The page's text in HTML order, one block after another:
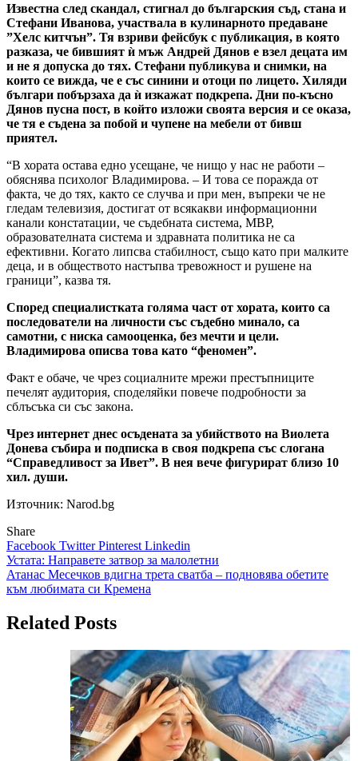
Известна след скандал, стигнал до българския съд, стана и
Стефани Иванова, участвала в кулинарното предаване
”Хелс китчън”. Тя взриви фейсбук с публикация, в която
разказа, че бившият ѝ мъж Андрей Дянов е взел децата им
и не я допуска до тях. Стефани публикува и снимки, на
които се вижда, че е със синини и отоци по лицето. Хиляди
българи побързаха да ѝ изкажат подкрепа. Дни по-късно
Дянов пусна пост, в който изложи своята версия и се оказа,
че тя е съдена за побой и чупене на мебели от бивш
приятел.
“В хората остава едно усещане, че нищо у нас не работи –
обяснява психолог Владимирова. – И това се поражда от
факта, че до тях, както се случва и при мен, въпреки че не
гледам телевизия, достигат от всякакви информационни
канали констатации, че съдебната система, МВР,
образователната система и здравната политика не са
ефективни. Когато липсва стабилност, също като при малките
деца, и в обществото настъпва тревожност и рушене на
граници”, казва тя.
Според специалистката голяма част от хората, които са
последователи на личности със съдебно минало, са
самотни, с ниска самооценка, без мечти и цели.
Владимирова описва това като “феномен”.
Факт е обаче, че чрез социалните мрежи престъпниците
печелят аудитория, споделяйки повече подробности за
сблъсъка си със закона.
Чрез интернет днес осъдената за убийството на Виолета
Донева събира и подписка в своя подкрепа със слогана
“Справедливост за Ивет”. В нея вече фигурират близо 10
хил. души.
Източник: Narod.bg
Share
Facebook TwitterPinterest Linkedin
Навигация
Устата: Направете затвор за малолетни
Атанас Месечков вдигна трета сватба – подновява обетите
към любимата си Кремена
Related Posts